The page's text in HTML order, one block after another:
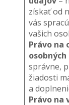
získať od
vás
vašich
Právo na
správne,
žiadosti
a
Právo na